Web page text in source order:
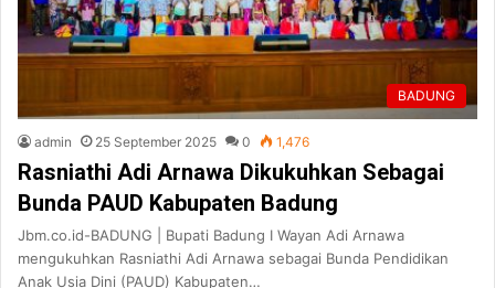
BADUNG
admin 25 September 2025 0 1,476
Rasniathi Adi Arnawa Dikukuhkan Sebagai
Bunda PAUD Kabupaten Badung
Jbm.co.id-BADUNG | Bupati Badung I Wayan Adi Arnawa
mengukuhkan Rasniathi Adi Arnawa sebagai Bunda Pendidikan
Anak Usia Dini (PAUD) Kabupaten…